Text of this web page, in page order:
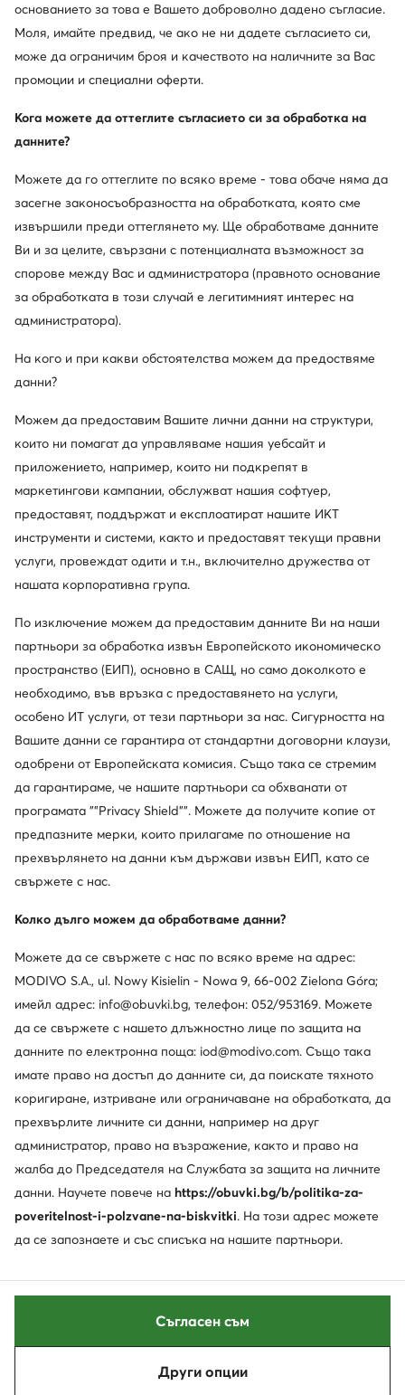
Един клуб, предимства на много места.
Промоции само за членовете на клуба, удължен
срок за връщане и много повече. Отключете
MODIVOclub GOLD и получавайте
Използвайте MODIVOclub Научете повече
Отстъпки само
за членовете на клуба
30 дни за връщане за членовете на клуба
14 дни за останалите
10% кешбек в MODIVOclub GOLD
промоция и разпродажба
Смени държавата: България (BG)
Изтеглете приложение
За нас
Информации
© obuvki.bg 2026
Регламент
Промени настройките
Политика за поверителност
основанието за това е Вашето доброволно дадено съгласие.
Моля, имайте предвид, че ако не ни дадете съгласието си,
може да ограничим броя и качеството на наличните за Вас
промоции и специални оферти.
Кога можете да оттеглите съгласието си за обработка на
данните?
Можете да го оттеглите по всяко време - това обаче няма да
засегне законосъобразността на обработката, която сме
извършили преди оттеглянето му. Ще обработваме данните
Ви и за целите, свързани с потенциалната възможност за
спорове между Вас и администратора (правното основание
за обработката в този случай е легитимният интерес на
администратора).
На кого и при какви обстоятелства можем да предоствяме
данни?
Можем да предоставим Вашите лични данни на структури,
които ни помагат да управляваме нашия уебсайт и
приложението, например, които ни подкрепят в
маркетингови кампании, обслужват нашия софтуер,
предоставят, поддържат и експлоатират нашите ИКТ
инструменти и системи, както и предоставят текущи правни
услуги, провеждат одити и т.н., включително дружества от
нашата корпоративна група.
По изключение можем да предоставим данните Ви на наши
партньори за обработка извън Европейското икономическо
пространство (ЕИП), основно в САЩ, но само доколкото е
необходимо, във връзка с предоставянето на услуги,
особено ИТ услуги, от тези партньори за нас. Сигурността на
Вашите данни се гарантира от стандартни договорни клаузи,
одобрени от Европейската комисия. Също така се стремим
да гарантираме, че нашите партньори са обхванати от
програмата ""Privacy Shield"". Можете да получите копие от
предпазните мерки, които прилагаме по отношение на
прехвърлянето на данни към държави извън ЕИП, като се
свържете с нас.
Колко дълго можем да обработваме данни?
Можете да се свържете с нас по всяко време на адрес:
MODIVO S.A., ul. Nowy Kisielin - Nowa 9, 66-002 Zielona Góra;
имейл адрес: info@obuvki.bg, телефон: 052/953169. Можете
да се свържете с нашето длъжностно лице по защита на
данните по електронна поща: iod@modivo.com. Също така
имате право на достъп до данните си, да поискате тяхното
коригиране, изтриване или ограничаване на обработката, да
прехвърлите личните си данни, например на друг
администратор, право на възражение, както и право на
жалба до Председателя на Службата за защита на личните
данни. Научете повече на https://obuvki.bg/b/politika-za-
poveritelnost-i-polzvane-na-biskvitki. На този адрес можете
да се запознаете и със списъка на нашите партньори.
Други опции
Съгласен съм